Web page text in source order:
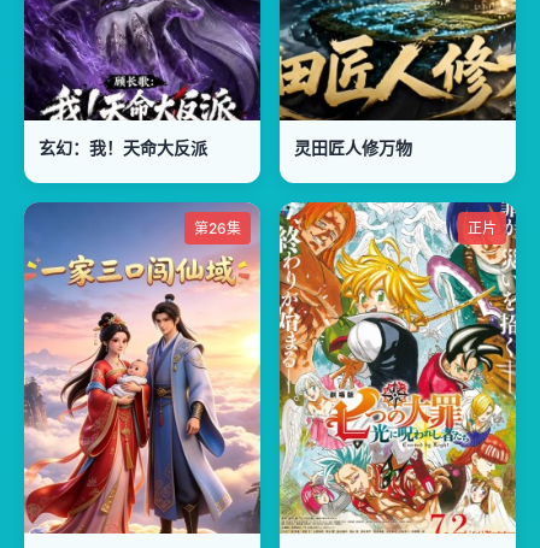
玄幻：我！天命大反派 灵田匠人修万物
第26集 正片